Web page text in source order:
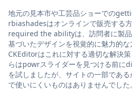
地元の見本市や工芸品ショーでの
rbiashadesはオンラインで販売する方
required the abilityは、訪問者に製品
基づいたデザインを視覚的に魅力的
CKEditorはこれに対する適切な解決
らはpowrスライダーを見つける前
を試しましたが、サイトの一部であ
で使いにくいものはありませんでした。